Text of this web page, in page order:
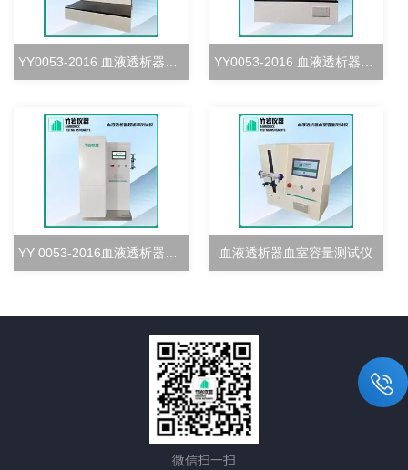
YY0053-2016 血液透析器血室密合度测试仪 YY0053-2016 血液透析器清除率测试仪
YY 0053-2016血液透析器超滤率测试仪 血液透析器血室容量测试仪
微信扫一扫